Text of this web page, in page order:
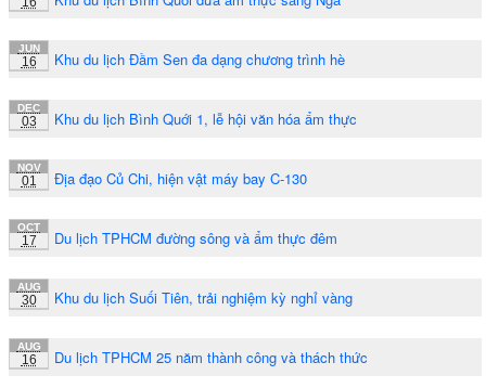
JUN
16 Khu du lịch Đầm Sen đa dạng chương trình hè
DEC
03 Khu du lịch Bình Quới 1, lễ hội văn hóa ẩm thực
NOV
01 Địa đạo Củ Chi, hiện vật máy bay C-130
OCT
17 Du lịch TPHCM đường sông và ẩm thực đêm
AUG
30 Khu du lịch Suối Tiên, trải nghiệm kỳ nghỉ vàng
AUG
16 Du lịch TPHCM 25 năm thành công và thách thức